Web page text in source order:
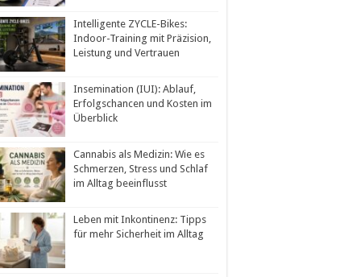
Intelligente ZYCLE-Bikes:
Indoor-Training mit Präzision,
Leistung und Vertrauen
Insemination (IUI): Ablauf,
Erfolgschancen und Kosten im
Überblick
Cannabis als Medizin: Wie es
Schmerzen, Stress und Schlaf
im Alltag beeinflusst
Leben mit Inkontinenz: Tipps
für mehr Sicherheit im Alltag